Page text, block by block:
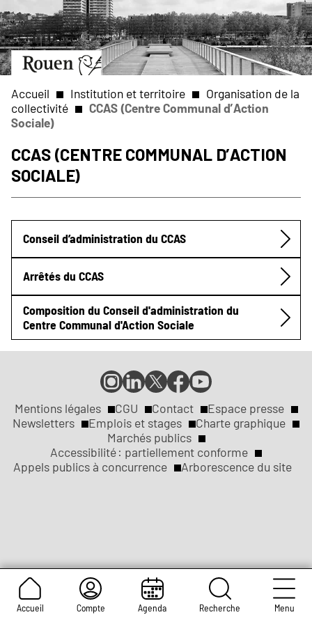
Aller
au
contenu
principal
Aller
à
la
page
d’accueil
Slide
1
of
1
Accueil Compte Agenda Recherche Menu
d'Ariane
Accueil Institution et territoire
Organisation de la
collectivité
CCAS (Centre Communal d’Action
Sociale)
CCAS (Centre Communal d’Action
Sociale)
Submenu
Conseil d’administration du CCAS
Arrêtés du CCAS
Composition du Conseil d'administration du
Centre Communal d'Action Sociale
Réseaux
sociaux
Compte
Instagram
de
la
ville
de
Rouen
Compte
LinkedIn
de
la
ville
de
Rouen
Compte
X
de
la
ville
de
Rouen
Page
Facebook
de
la
ville
de
Rouen
Page
YouTube
de
la
ville
de
Rouen
Liens
légaux
Mentions légales CGU Contact
Espace presse
Newsletters
Emplois et stages
Charte graphique
Marchés publics
Accessibilité : partiellement conforme
Appels publics à concurrence
Arborescence du site